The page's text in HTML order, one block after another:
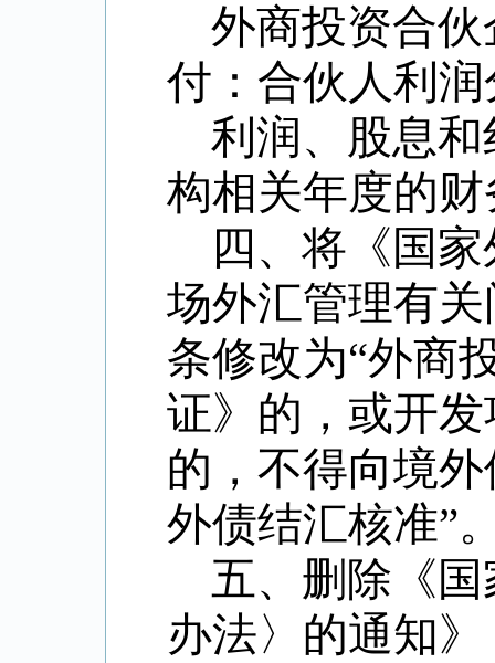
外商投资合
付：合伙人利
利润、股息
构相关年度的
四、将《国
场外汇管理有
条修改为“外商
证》的，或开
的，不得向境
外债结汇核准”
五、删除《
办法〉的通知